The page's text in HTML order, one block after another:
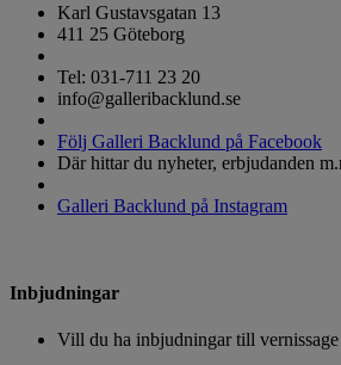
Karl Gustavsgatan 13
411 25 Göteborg
Tel: 031-711 23 20
info@galleribacklund.se
Följ Galleri Backlund på Facebook
Där hittar du nyheter, erbjudanden
Galleri Backlund på Instagram
Inbjudningar
Vill du ha inbjudningar till